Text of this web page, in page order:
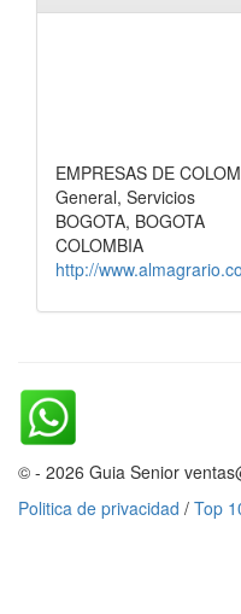
EMPRESAS DE
General, Servicios
BOGOTA, BOGOTA
COLOMBIA
http://
© - 2026 Guia Senior
Politica de privacidad / Top